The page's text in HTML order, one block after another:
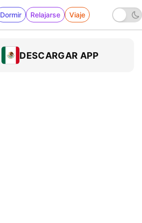
Dormir Relajarse Viaje
DESCARGAR APP